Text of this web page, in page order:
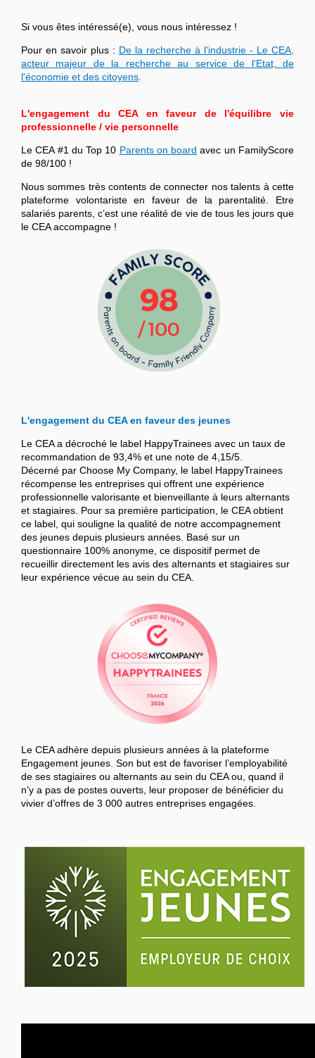
Si vous êtes intéressé(e), vous nous intéressez !
Pour en savoir plus : De la recherche à l'industrie - Le CEA,
acteur majeur de la recherche au service de l'Etat, de
l'économie et des citoyens
L'engagement du CEA en faveur de l'équilibre vie
professionnelle / vie personnelle
Le CEA #1 du Top 10 Parents on board avec un FamilyScore
de 98/100 !
Nous sommes très contents de connecter nos talents à cette
plateforme volontariste en faveur de la parentalité. Etre
salariés parents, c’est une réalité de vie de tous les jours que
le CEA accompagne !
L'engagement du CEA en faveur des jeunes
Le CEA a décroché le label HappyTrainees avec un taux de
recommandation de 93,4% et une note de 4,15/5.
Décerné par Choose My Company, le label HappyTrainees
récompense les entreprises qui offrent une expérience
professionnelle valorisante et bienveillante à leurs alternants
et stagiaires. Pour sa première participation, le CEA obtient
ce label, qui souligne la qualité de notre accompagnement
des jeunes depuis plusieurs années. Basé sur un
questionnaire 100% anonyme, ce dispositif permet de
recueillir directement les avis des alternants et stagiaires sur
leur expérience vécue au sein du CEA.
Le CEA adhère depuis plusieurs années à la plateforme
Engagement jeunes. Son but est de favoriser l’employabilité
de ses stagiaires ou alternants au sein du CEA ou, quand il
n’y a pas de postes ouverts, leur proposer de bénéficier du
vivier d’offres de 3 000 autres entreprises engagées.